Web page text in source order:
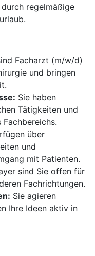
regelmäßige
Facharzt (m/w/d)
und bringen
Sie haben
Tätigkeiten und
über
und
mit Patienten.
sind Sie offen für
Fachrichtungen.
Sie agieren
Ihre Ideen aktiv in